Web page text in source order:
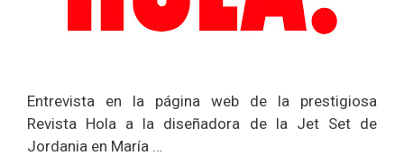
Entrevista en la página web de la prestigiosa
Revista Hola a la diseñadora de la Jet Set de
Jordania en María …